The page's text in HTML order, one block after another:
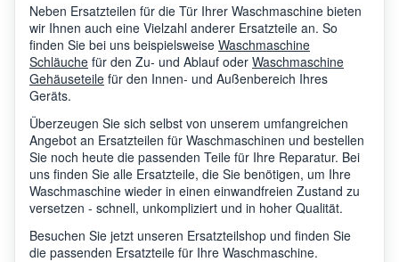
Neben Ersatzteilen für die Tür Ihrer Waschmaschine bieten
wir Ihnen auch eine Vielzahl anderer Ersatzteile an. So
finden Sie bei uns beispielsweise Waschmaschine
Schläuche für den Zu- und Ablauf oder Waschmaschine
Gehäuseteile für den Innen- und Außenbereich Ihres
Geräts.
Überzeugen Sie sich selbst von unserem umfangreichen
Angebot an Ersatzteilen für Waschmaschinen und bestellen
Sie noch heute die passenden Teile für Ihre Reparatur. Bei
uns finden Sie alle Ersatzteile, die Sie benötigen, um Ihre
Waschmaschine wieder in einen einwandfreien Zustand zu
versetzen - schnell, unkompliziert und in hoher Qualität.
Besuchen Sie jetzt unseren Ersatzteilshop und finden Sie
die passenden Ersatzteile für Ihre Waschmaschine.